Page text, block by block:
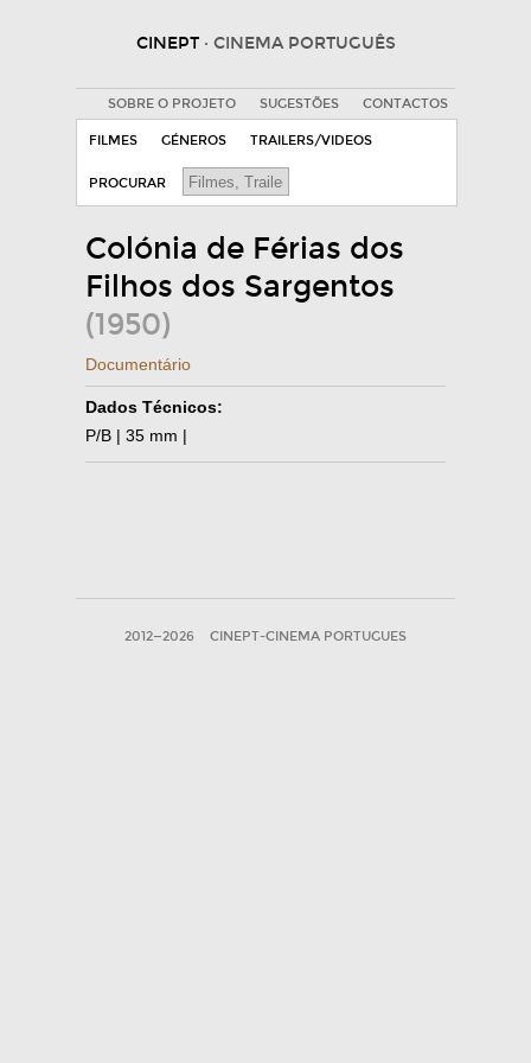
CINEPT · CINEMA PORTUGUÊS
SOBRE O PROJETO SUGESTÕES CONTACTOS
FILMES GÉNEROS TRAILERS/VIDEOS
PROCURAR
Colónia de Férias dos
Filhos dos Sargentos
(1950)
Documentário
Dados Técnicos:
P/B | 35 mm |
2012—2026 CINEPT-CINEMA PORTUGUES